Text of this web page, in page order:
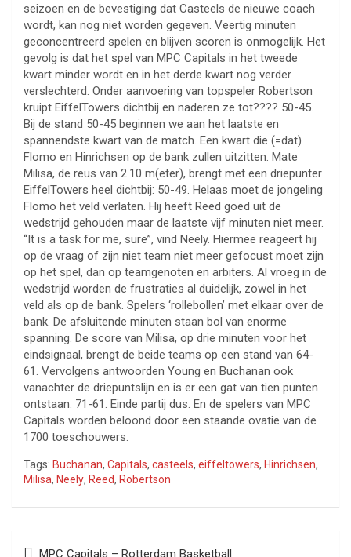
seizoen en de bevestiging dat Casteels de nieuwe coach
wordt, kan nog niet worden gegeven. Veertig minuten
geconcentreerd spelen en blijven scoren is onmogelijk. Het
gevolg is dat het spel van MPC Capitals in het tweede
kwart minder wordt en in het derde kwart nog verder
verslechterd. Onder aanvoering van topspeler Robertson
kruipt EiffelTowers dichtbij en naderen ze tot???? 50-45.
Bij de stand 50-45 beginnen we aan het laatste en
spannendste kwart van de match. Een kwart die (=dat)
Flomo en Hinrichsen op de bank zullen uitzitten. Mate
Milisa, de reus van 2.10 m(eter), brengt met een driepunter
EiffelTowers heel dichtbij: 50-49. Helaas moet de jongeling
Flomo het veld verlaten. Hij heeft Reed goed uit de
wedstrijd gehouden maar de laatste vijf minuten niet meer.
“It is a task for me, sure”, vind Neely. Hiermee reageert hij
op de vraag of zijn niet team niet meer gefocust moet zijn
op het spel, dan op teamgenoten en arbiters. Al vroeg in de
wedstrijd worden de frustraties al duidelijk, zowel in het
veld als op de bank. Spelers ‘rollebollen’ met elkaar over de
bank. De afsluitende minuten staan bol van enorme
spanning. De score van Milisa, op drie minuten voor het
eindsignaal, brengt de beide teams op een stand van 64-
61. Vervolgens antwoorden Young en Buchanan ook
vanachter de driepuntslijn en is er een gat van tien punten
ontstaan: 71-61. Einde partij dus. En de spelers van MPC
Capitals worden beloond door een staande ovatie van de
1700 toeschouwers.
Tags: Buchanan, Capitals, casteels, eiffeltowers, Hinrichsen,
Milisa, Neely, Reed, Robertson
MPC Capitals – Rotterdam Basketball